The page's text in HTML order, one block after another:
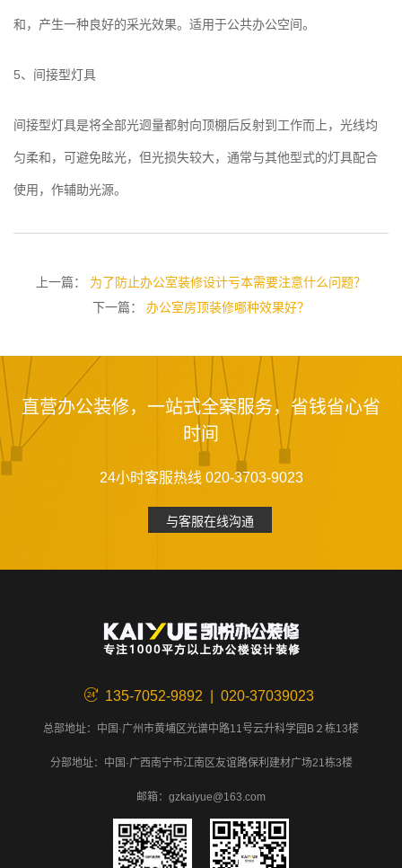
和，产生一种良好的采光效果。适用于公共办公空间。
5、间接型灯具
间接型灯具是将全部光迥量都射向顶棚后反射到工作而上，光线均
匀柔和，可避免眩光，但光损失较大，通常与其他型式的灯具配合
使用，作辅助光源。
上一篇： 为了防止办公室装修设计亏本需要注意什么问题？
下一篇： 办公室房顶装修哪种效果好？
直营办公装修，一站式全案服务，省钱省心省
时间
24小时客服热线 020-3703-9023
与客服在线沟通
135-7052-9892 | 020-37039023
总部地址：中国·广州市黄埔区光谱中路11号云升科学园B２栋13楼
分部地址：中国·广西南宁市江南区友谊路保利建材广场21栋3楼
邮箱：gzkaiyue@163.com